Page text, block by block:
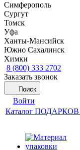
Симферополь
Сургут
Томск
Уфа
Ханты-Мансийск
Южно Сахалинск
Химки
8 (800) 333 2702
Заказать звонок
Поиск
Войти
Каталог ПОДАРКОВ